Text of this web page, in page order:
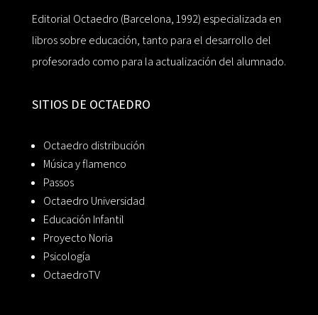
Editorial Octaedro (Barcelona, 1992) especializada en
libros sobre educación, tanto para el desarrollo del
profesorado como para la actualización del alumnado.
SITIOS DE OCTAEDRO
Octaedro distribución
Música y flamenco
Passos
Octaedro Universidad
Educación Infantil
Proyecto Noria
Psicología
OctaedroTV